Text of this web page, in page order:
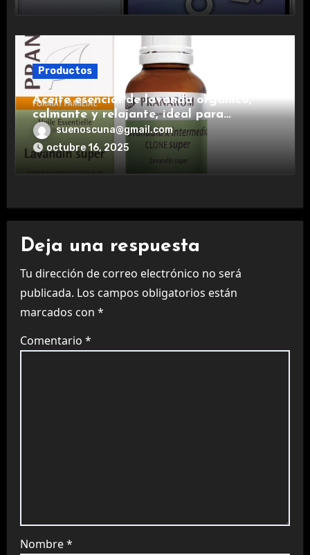
Productos
Aceite esencial de lavanda orgánico,
calmante y relajante, ideal para
aromaterapia.
suenoscuna@gmail.com
octubre 16, 2025
Deja una respuesta
Tu dirección de correo electrónico no será
publicada. Los campos obligatorios están
marcados con *
Comentario *
Nombre*